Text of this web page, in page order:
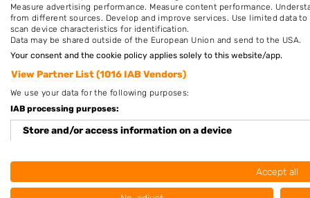
Measure advertising performance. Measure content performance.
from different sources. Develop and improve services. Use limited data
scan device characteristics for identification.
Data may be shared outside of the European Union and send to the USA.
Your consent and the cookie policy applies solely to this website/app.
View Partner List (1016 IAB Vendors)
We use your data for the following purposes:
IAB processing purposes:
Store and/or access information on a device
Create profiles for personalised advertising
Accept all